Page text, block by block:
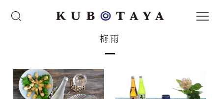
梅雨